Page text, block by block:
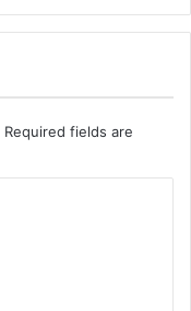
Required fields are